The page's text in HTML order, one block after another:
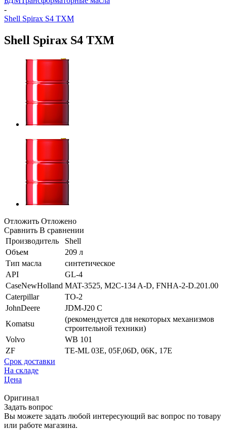
-
Shell Spirax S4 TXM
Shell Spirax S4 TXM
Отложить Отложено
Сравнить В сравнении
Производитель
Shell
Объем
209 л
Тип масла
синтетическое
API
GL-4
CaseNewHolland MAT-3525, M2C-134 A-D, FNHA-2-D.201.00
Caterpillar
TO-2
JohnDeere
JDM-J20 C
Komatsu
(рекомендуется для некоторых механизмов
строительной техники)
Volvo
WB 101
ZF
TE-ML 03E, 05F,06D, 06K, 17E
Срок доставки
На складе
Цена
Оригинал
Задать вопрос
Вы можете задать любой интересующий вас вопрос по товару
или работе магазина.